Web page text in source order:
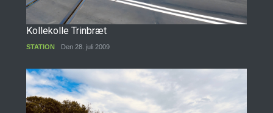
Kollekolle Trinbræt
STATION Den 28. juli 2009